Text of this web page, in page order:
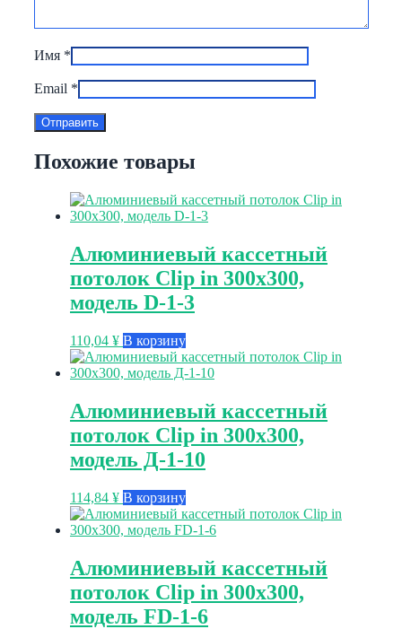
Имя *
Email *
Похожие товары
Алюминиевый кассетный
потолок Clip in 300х300,
модель D-1-3
110,04 ¥ В корзину
Алюминиевый кассетный
потолок Clip in 300х300,
модель Д-1-10
114,84 ¥ В корзину
Алюминиевый кассетный
потолок Clip in 300х300,
модель FD-1-6